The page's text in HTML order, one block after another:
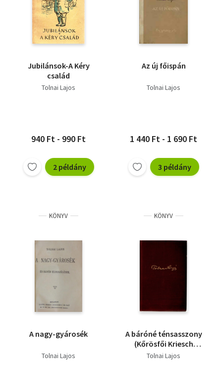
Jubilánsok-A Kéry
család
Tolnai Lajos
940 Ft - 990 Ft
2 példány
Az új főispán
Tolnai Lajos
1 440 Ft - 1 690 Ft
3 példány
KÖNYV
A nagy-gyárosék
Tolnai Lajos
KÖNYV
A báróné ténsasszony
(Kőrösfői Kriesch
Aladár 15 képével)
Tolnai Lajos